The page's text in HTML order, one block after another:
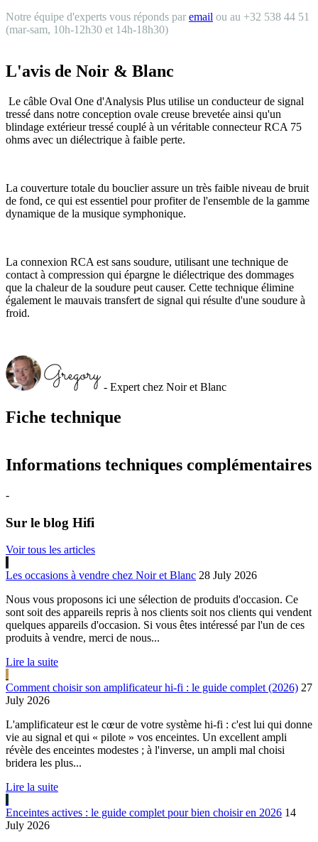
Notre équipe d'experts vous réponds par email ou au +32 538 44 51
(mar-sam, 10h-12h30 et 14h-18h30)
Fiche technique
Informations techniques complémentaires
-
L'avis de Noir & Blanc
Le câble Oval One d'Analysis Plus utilise un conducteur de signal
tressé dans notre conception ovale creuse brevetée ainsi qu'un
blindage extérieur tressé couplé à un véritable connecteur RCA 75
ohms avec un diélectrique à faible perte.
La couverture totale du bouclier assure un très faible niveau de bruit
de fond, ce qui est essentiel pour profiter de l'ensemble de la gamme
dynamique de la musique symphonique.
La connexion RCA est sans soudure, utilisant une technique de
contact à compression qui épargne le diélectrique des dommages
que la chaleur de la soudure peut causer. Cette technique élimine
également le mauvais transfert de signal qui résulte d'une soudure à
froid.
- Expert chez Noir et Blanc
Sur le blog Hifi
Voir tous les articles
Les occasions à vendre chez Noir et Blanc 28 July 2026
Nous vous proposons ici une sélection de produits d'occasion. Ce
sont soit des appareils repris à nos clients soit nos clients qui vendent
quelques appareils d'occasion. Si vous êtes intéressé par l'un de ces
produits à vendre, merci de nous...
Lire la suite
Comment choisir son amplificateur hi-fi : le guide complet (2026) 27
July 2026
L'amplificateur est le cœur de votre système hi-fi : c'est lui qui donne
vie au signal et qui « pilote » vos enceintes. Un excellent ampli
révèle des enceintes modestes ; à l'inverse, un ampli mal choisi
bridera les plus...
Lire la suite
Enceintes actives : le guide complet pour bien choisir en 2026 14
July 2026